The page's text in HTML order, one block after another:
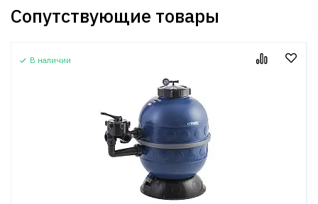
Сопутствующие товары
В наличии